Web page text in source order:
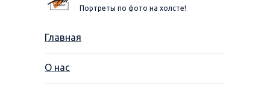
Главная
О нас
Портреты по фото на холсте!